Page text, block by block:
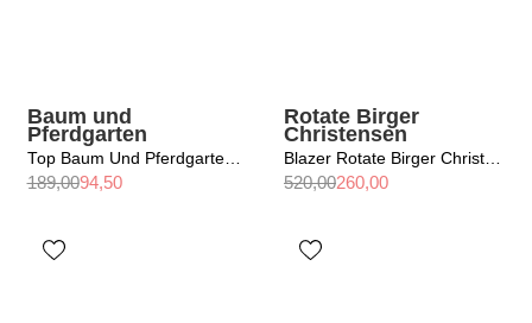
Baum und
Pferdgarten
Top Baum Und Pferdgarten / Jeanne Lilac Polo Stripes
189,0094,50
Rotate Birger
Christensen
Blazer Rotate Birger Christensen / Linen Suiting Blazer Pumice Stone
520,00260,00